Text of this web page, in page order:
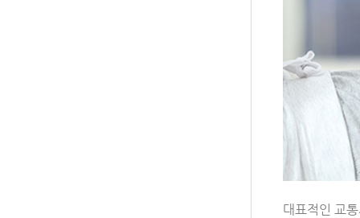
대표적인 교